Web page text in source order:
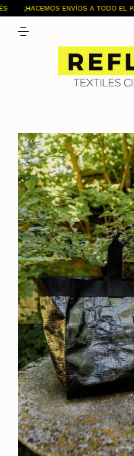
¡HACEMOS ENVÍOS A TODO EL PAÍS!